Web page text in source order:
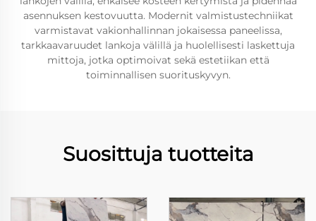
asennuksen kestovuutta. Modernit valmistustechniikat
varmistavat vakionhallinnan jokaisessa paneelissa,
tarkkaavaruudet lankoja välillä ja huolellisesti laskettuja
mittoja, jotka optimoivat sekä estetiikan että
toiminnallisen suorituskyvyn.
Suosittuja tuotteita